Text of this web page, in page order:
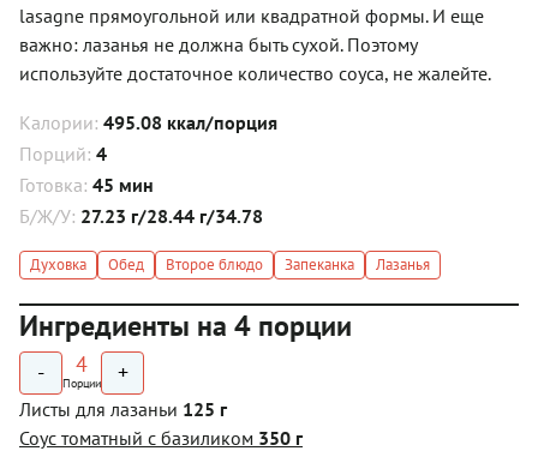
lasagne прямоугольной или квадратной формы. И еще
важно: лазанья не должна быть сухой. Поэтому
используйте достаточное количество соуса, не жалейте.
Калории: 495.08 ккал/порция
Порций: 4
Готовка: 45 мин
Б/Ж/У: 27.23 г/28.44 г/34.78
Духовка Обед Второе блюдо Запеканка Лазанья
Ингредиенты на 4 порции
- 4
Порции +
Листы для лазаньи 125 г
Соус томатный с базиликом 350 г